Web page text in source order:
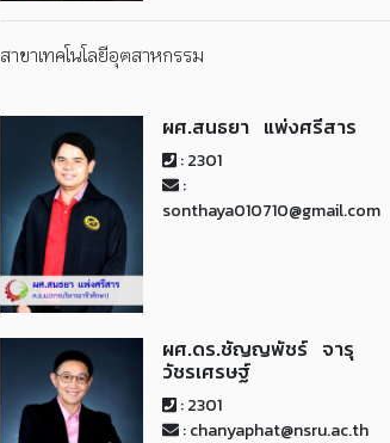
สาขาเทคโนโลยีอุตสาหกรรม
ผศ.สนธยา แพ่งศรีสาร
: 2301
:
sonthaya010710@gmail.com
ผศ.ดร.ชัญญพัชร์ จารุ
วัชรเศรษฐ์
: 2301
: chanyaphat@nsru.ac.th